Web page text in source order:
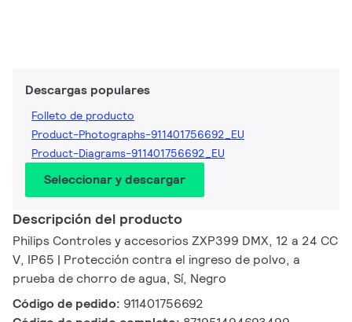
Descargas populares
Folleto de producto
Product-Photographs-911401756692_EU
Product-Diagrams-911401756692_EU
Seleccionar y descargar
Descripción del producto
Philips Controles y accesorios ZXP399 DMX, 12 a 24 CC
V, IP65 | Protección contra el ingreso de polvo, a
prueba de chorro de agua, Sí, Negro
Código de pedido: 911401756692